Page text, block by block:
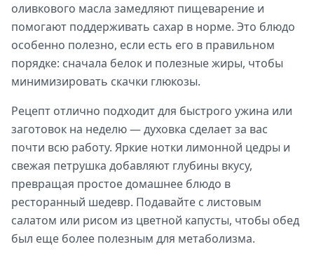
оливкового масла замедляют пищеварение и
помогают поддерживать сахар в норме. Это блюдо
особенно полезно, если есть его в правильном
порядке: сначала белок и полезные жиры, чтобы
минимизировать скачки глюкозы.
Рецепт отлично подходит для быстрого ужина или
заготовок на неделю — духовка сделает за вас
почти всю работу. Яркие нотки лимонной цедры и
свежая петрушка добавляют глубины вкусу,
превращая простое домашнее блюдо в
ресторанный шедевр. Подавайте с листовым
салатом или рисом из цветной капусты, чтобы обед
был еще более полезным для метаболизма.